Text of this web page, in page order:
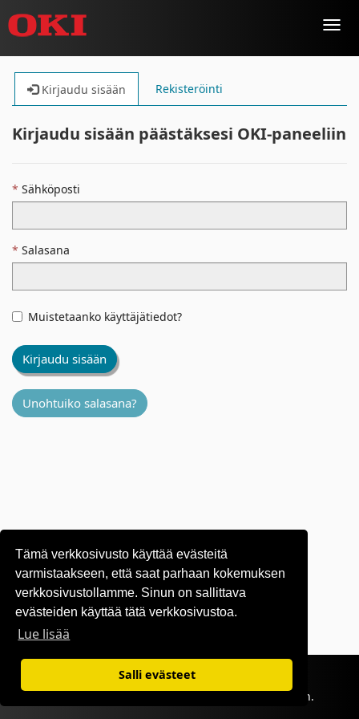
Tämä verkkosivusto käyttää evästeitä
varmistaakseen, että saat parhaan kokemuksen
verkkosivustollamme. Sinun on sallittava
evästeiden käyttää tätä verkkosivustoa.
Lue lisää
Salli evästeet
Kirjaudu sisään Rekisteröinti
Kirjaudu sisään päästäksesi OKI-paneeliin
Sähköposti
Salasana
Muistetaanko käyttäjätiedot?
Kirjaudu sisään
Unohtuiko salasana?
Tietosuojakäytäntö
©1995-2026 OKI Europe Ltd. Kaikki oikeudet pidätetään.